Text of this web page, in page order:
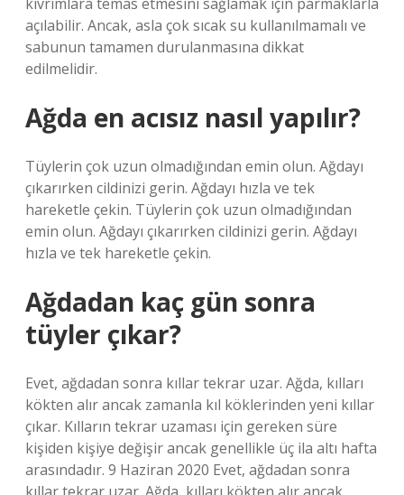
açılabilir. Ancak, asla çok sıcak su kullanılmamalı ve
sabunun tamamen durulanmasına dikkat
edilmelidir.
Ağda en acısız nasıl yapılır?
Tüylerin çok uzun olmadığından emin olun. Ağdayı
çıkarırken cildinizi gerin. Ağdayı hızla ve tek
hareketle çekin. Tüylerin çok uzun olmadığından
emin olun. Ağdayı çıkarırken cildinizi gerin. Ağdayı
hızla ve tek hareketle çekin.
Ağdadan kaç gün sonra
tüyler çıkar?
Evet, ağdadan sonra kıllar tekrar uzar. Ağda, kılları
kökten alır ancak zamanla kıl köklerinden yeni kıllar
çıkar. Kılların tekrar uzaması için gereken süre
kişiden kişiye değişir ancak genellikle üç ila altı hafta
arasındadır. 9 Haziran 2020 Evet, ağdadan sonra